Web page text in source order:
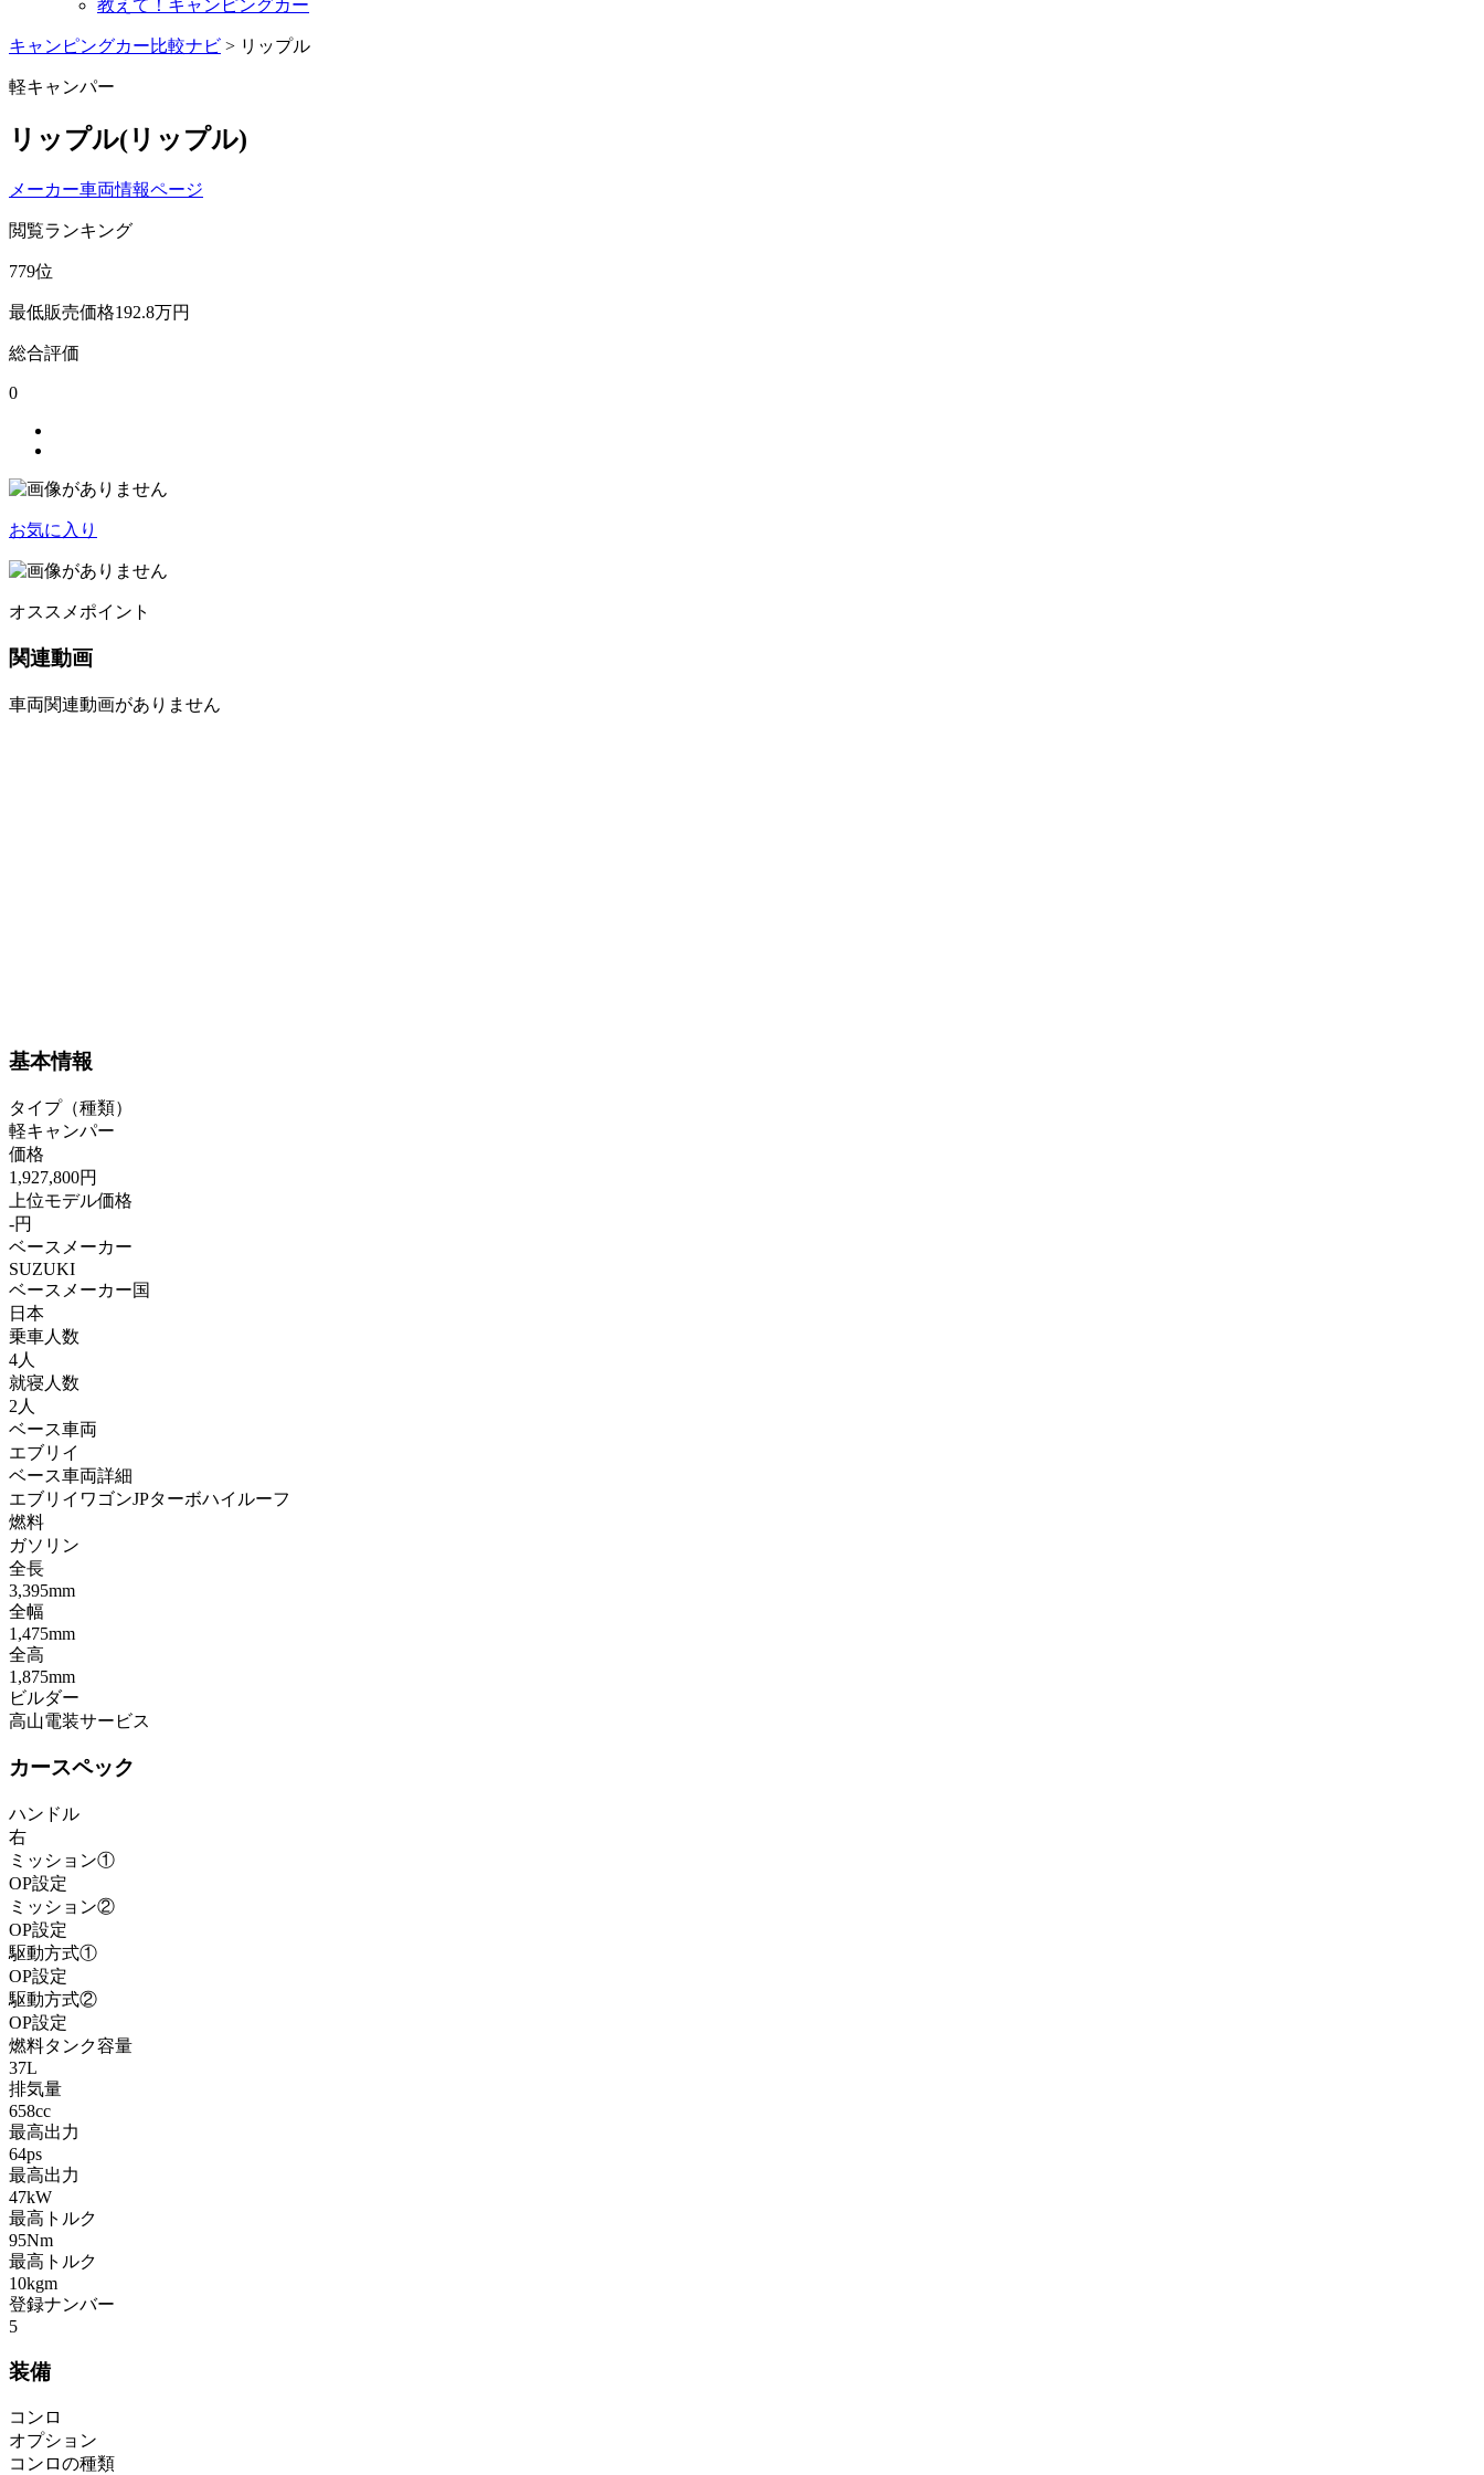
教えて！キャンピングカー
キャンピングカー比較ナビ > リップル
軽キャンパー
リップル(リップル)
メーカー車両情報ページ
閲覧ランキング
779位
最低販売価格192.8万円
総合評価
0
お気に入り
オススメポイント
関連動画
車両関連動画がありません
基本情報
タイプ（種類）
軽キャンパー
価格
1,927,800円
上位モデル価格
-円
ベースメーカー
SUZUKI
ベースメーカー国
日本
乗車人数
4人
就寝人数
2人
ベース車両
エブリイ
ベース車両詳細
エブリイワゴンJPターボハイルーフ
燃料
ガソリン
全長
3,395mm
全幅
1,475mm
全高
1,875mm
ビルダー
高山電装サービス
カースペック
ハンドル
右
ミッション①
OP設定
ミッション②
OP設定
駆動方式①
OP設定
駆動方式②
OP設定
燃料タンク容量
37L
排気量
658cc
最高出力
64ps
最高出力
47kW
最高トルク
95Nm
最高トルク
10kgm
登録ナンバー
5
装備
コンロ
オプション
コンロの種類